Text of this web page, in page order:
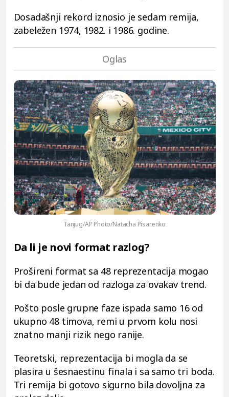
Dosadašnji rekord iznosio je sedam remija,
zabeležen 1974, 1982. i 1986. godine.
Tanjug/AP Photo/Natacha Pisarenko
Da li je novi format razlog?
Prošireni format sa 48 reprezentacija mogao
bi da bude jedan od razloga za ovakav trend.
Pošto posle grupne faze ispada samo 16 od
ukupno 48 timova, remi u prvom kolu nosi
znatno manji rizik nego ranije.
Teoretski, reprezentacija bi mogla da se
plasira u šesnaestinu finala i sa samo tri boda.
Tri remija bi gotovo sigurno bila dovoljna za